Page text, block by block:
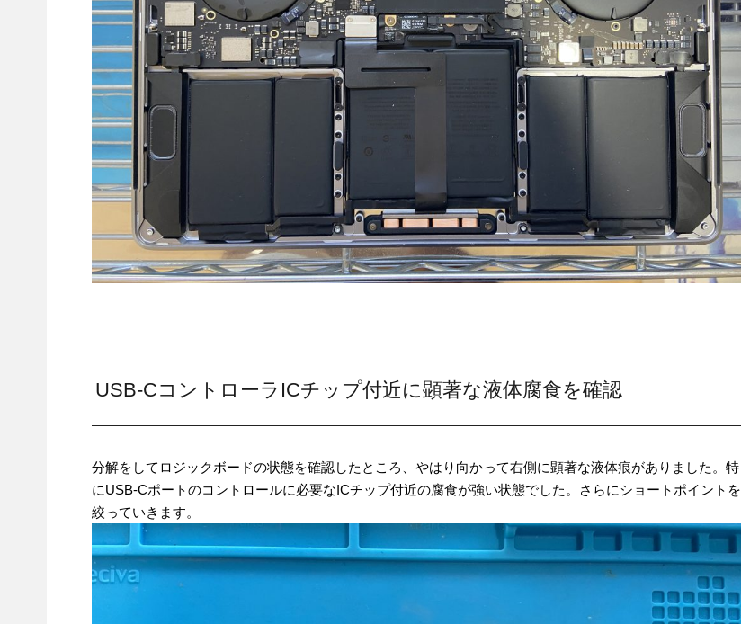
USB-CコントローラICチップ付近に顕著な液体腐食を確認
分解をしてロジックボードの状態を確認したところ、やはり向かって右側に顕著な液体痕がありました。特
にUSB-Cポートのコントロールに必要なICチップ付近の腐食が強い状態でした。さらにショートポイントを
絞っていきます。